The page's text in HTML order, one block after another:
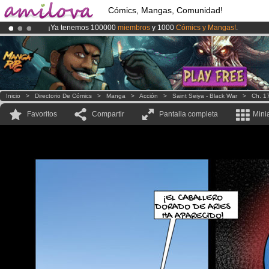
Cómics, Mangas, Comunidad!
¡Ya tenemos 100000 miembros y 1000 Cómics y Mangas!.
¡El Kickstarter Amilova está desormado lanzado!.
¡Conviertete en Premium por3.95 euros al mes!Hazte Premium ya
Inicio > Directorio De Cómics > Manga > Acción > Saint Seiya - Black War > Ch.
Favoritos Compartir Pantalla completa
¡EL CABALLERO
DORADO DE ARIES
HA APARECIDO!